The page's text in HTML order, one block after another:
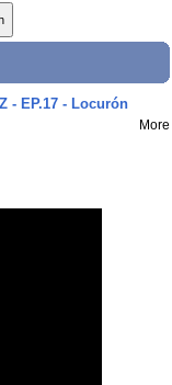
- EP.17 - Locurón
More